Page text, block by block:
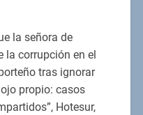
la señora de
la corrupción en el
tras ignorar
propio: casos
Hotesur,